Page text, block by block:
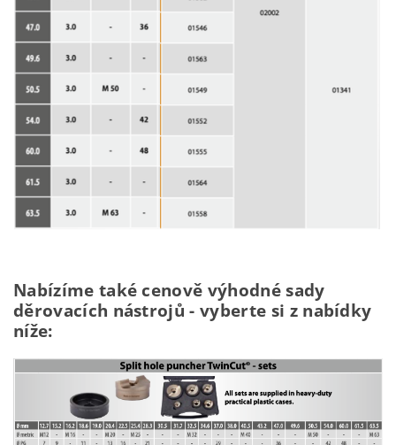
Nabízíme také cenově výhodné sady
děrovacích nástrojů - vyberte si z nabídky
níže: